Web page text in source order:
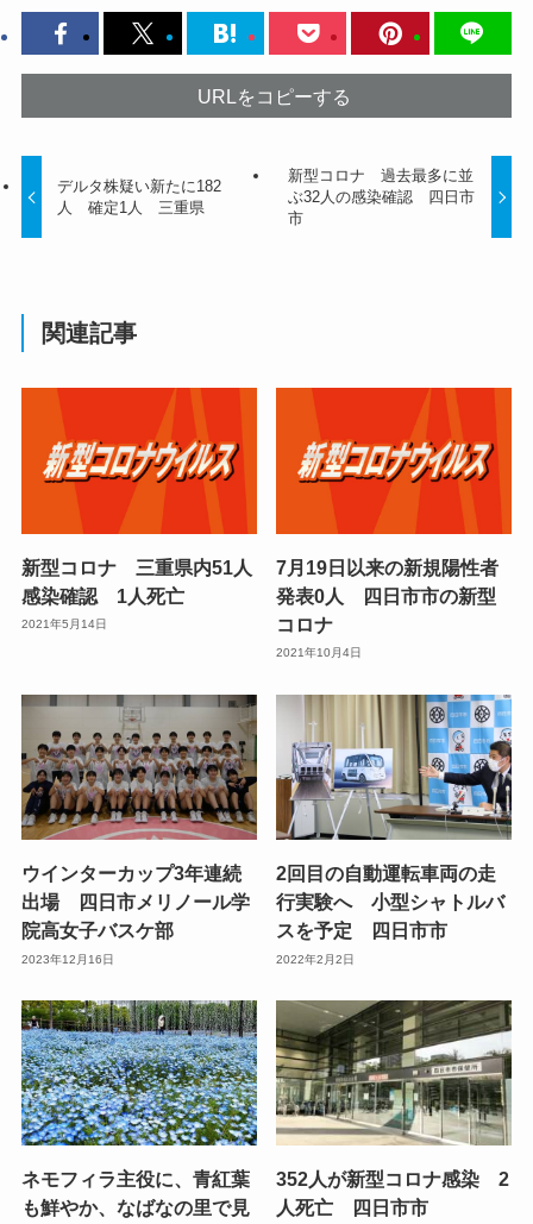
URLをコピーする
デルタ株疑い新たに182
人 確定1人 三重県
新型コロナ 過去最多に並
ぶ32人の感染確認 四日市
市
関連記事
新型コロナ 三重県内51人
感染確認 1人死亡
2021年5月14日
7月19日以来の新規陽性者
発表0人 四日市市の新型
コロナ
2021年10月4日
ウインターカップ3年連続
出場 四日市メリノール学
院高女子バスケ部
2023年12月16日
2回目の自動運転車両の走
行実験へ 小型シャトルバ
スを予定 四日市市
2022年2月2日
ネモフィラ主役に、青紅葉
も鮮やか、なばなの里で見
352人が新型コロナ感染 2
人死亡 四日市市